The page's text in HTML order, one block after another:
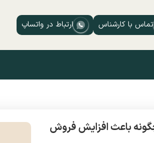
تماس با کارشناس ارتباط در واتساپ
باعث افزایش فروش